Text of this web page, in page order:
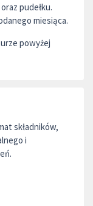
pudełku.
miesiąca.
powyżej
składników,
i